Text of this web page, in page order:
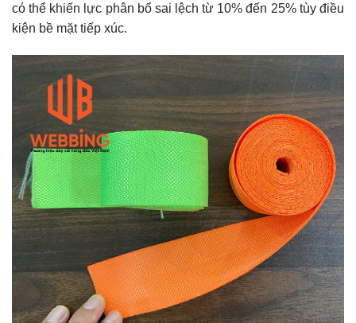
có thể khiến lực phân bổ sai lệch từ 10% đến 25% tùy điều
kiện bề mặt tiếp xúc.